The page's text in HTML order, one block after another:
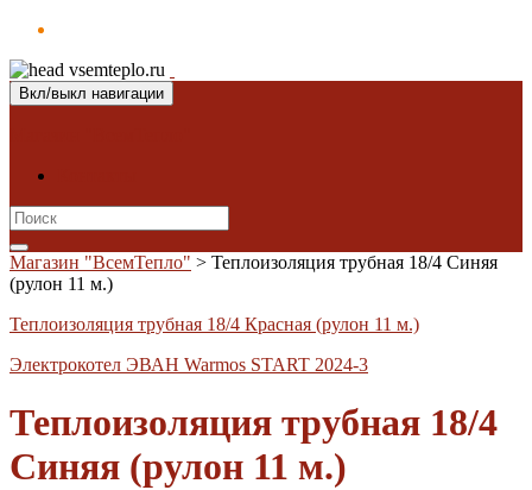
Вкл/выкл навигации
Search
for:
Магазин "ВсемТепло" > Теплоизоляция трубная 18/4 Синяя
(рулон 11 м.)
Теплоизоляция трубная 18/4 Красная (рулон 11 м.)
Электрокотел ЭВАН Warmos START 2024-3
Теплоизоляция трубная 18/4
Синяя (рулон 11 м.)